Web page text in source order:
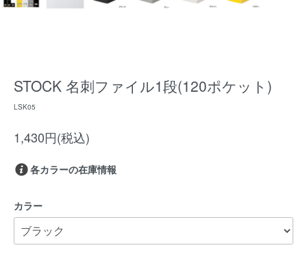
STOCK 名刺ファイル1段(120ポケット)
LSK05
1,430円(税込)
各カラーの在庫情報
カラー